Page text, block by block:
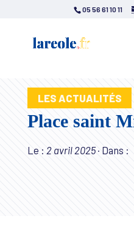
05 56 61 10 11
LES ACTUALITÉS
Place saint
Le : 2 avril 2025· Dans :